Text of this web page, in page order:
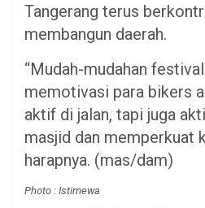
Tangerang terus
membangun daerah.
“Mudah-mudahan
memotivasi para bikers
aktif di jalan, tapi juga
masjid dan memperkuat
harapnya. (mas/dam)
Photo : Istimewa